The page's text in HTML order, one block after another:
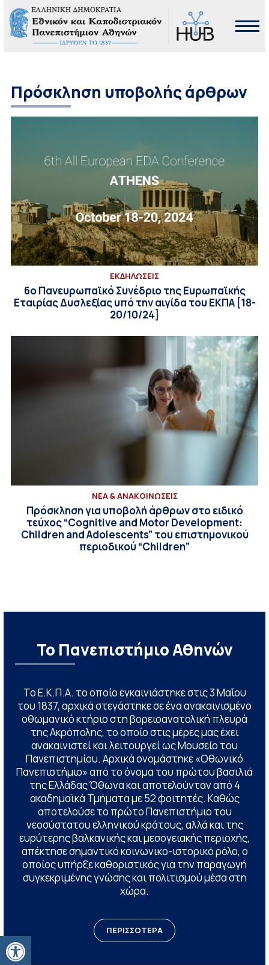
Ανοίξτε τη γραμμή εργαλείων
Πρόσκληση υποβολής άρθρων
ΕΚΔΗΛΩΣΕΙΣ
6ο Πανευρωπαϊκό Συνέδριο της Ευρωπαϊκής
Εταιρίας Δυσλεξίας υπό την αιγίδα του ΕΚΠΑ [18-
20/10/24]
ΝΕΑ & ΑΝΑΚΟΙΝΩΣΕΙΣ
Πρόσκληση για υποβολή άρθρων στο ειδικό
τεύχος “Cognitive and Motor Development:
Children and Adolescents” του επιστημονικού
περιοδικού “Children”
Το Πανεπιστήμιο Αθηνών
Το Ε.Κ.Π.Α. το οποίο εγκαινιάστηκε στις 3 Μαΐου
του 1837, αρχικά στεγάστηκε σε ένα ανακαινισμένο
οθωμανικό κτήριο στη βορειοανατολική πλευρά
της Ακρόπολης, το οποίο στις μέρες μας έχει
ανακαινιστεί και λειτουργεί ως Μουσείο του
Πανεπιστημίου. Αρχικά ονομάστηκε «Οθωνικό
Πανεπιστήμιο» από το όνομα του πρώτου βασιλιά
της Ελλάδας Όθωνα και αποτελούνταν από 4
ακαδημαϊκά Τμήματα με 52 φοιτητές. Καθώς
αποτελούσε το πρώτο Πανεπιστήμιο του
νεοσύστατου ελληνικού κράτους, αλλά και της
ευρύτερης βαλκανικής και μεσογειακής περιοχής,
απέκτησε σημαντικό κοινωνικο-ιστορικό ρόλο, ο
οποίος υπήρξε καθοριστικός για την παραγωγή
συγκεκριμένης γνώσης και πολιτισμού μέσα στη
χώρα.
ΠΕΡΙΣΣΟΤΕΡΑ